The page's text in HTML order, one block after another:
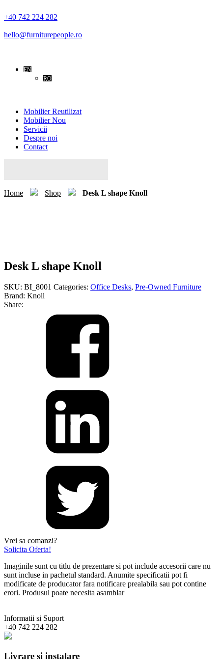
+40 742 224 282
hello@furniturepeople.ro
EN
RO
Mobilier Reutilizat
Mobilier Nou
Servicii
Despre noi
Contact
Home Shop Desk L shape Knoll
Desk L shape Knoll
SKU: BI_8001 Categories: Office Desks, Pre-Owned Furniture
Brand: Knoll
Share:
Vrei sa comanzi?
Solicita Oferta!
Imaginile sunt cu titlu de prezentare si pot include accesorii care nu
sunt incluse in pachetul standard. Anumite specificatii pot fi
modificate de producator fara notificare prealabila sau pot contine
erori. Produsul poate necesita asamblar
Informatii si Suport
+40 742 224 282
Livrare si instalare